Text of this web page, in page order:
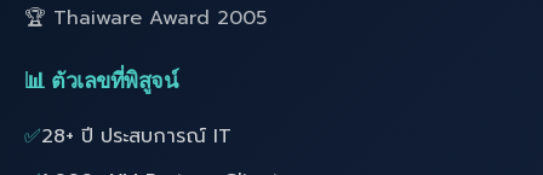
🏆 Thaiware Award 2005
📊 ตัวเลขที่พิสูจน์
✅28+ ปี ประสบการณ์ IT